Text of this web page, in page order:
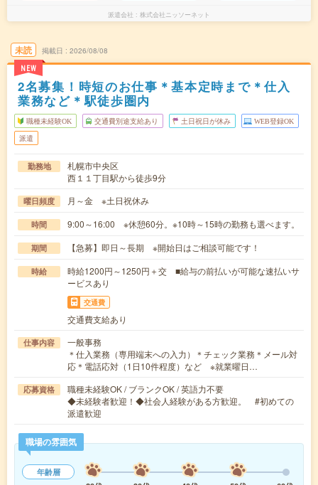
派遣会社 株式会社ニッソーネット
未読
NEW
掲載日 2026/08/08
2名募集！時短のお仕事＊基本定時まで＊仕入
業務など＊駅徒歩圏内
職種未経験OK 交通費別途支給あり 土日祝日が休み WEB登録OK
派遣
勤務地
札幌市中央区
西１１丁目駅から徒歩9分
曜日頻度 月～金 ※土日祝休み
時間 9:00～16:00 ※休憩60分。※10時～15時の勤務も選べます。
期間 【急募】即日～長期 ※開始日はご相談可能です！
時給
時給1200円～1250円＋交 ■給与の前払いが可能な速払いサ
ービスあり
交通費
交通費支給あり
仕事内容
一般事務
＊仕入業務（専用端末への入力）＊チェック業務＊メール対
応＊電話応対（1日10件程度）など ※就業曜日…
応募資格
職種未経験OK / ブランクOK / 英語力不要
◆未経験者歓迎！◆社会人経験がある方歓迎。 #初めての
派遣歓迎
職場の雰囲気
年齢層